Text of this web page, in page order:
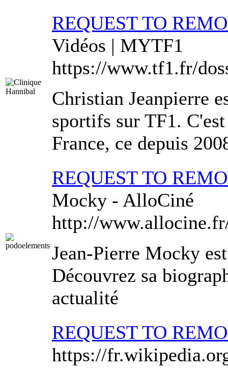
REQUEST TO
Vidéos | MYTF1
https://www.tf1.fr/
Christian Jeanpierre
sportifs sur TF1.
France, ce depuis
REQUEST TO
Mocky - AlloCiné
http://
Jean-Pierre Mocky
Découvrez sa
actualité
REQUEST TO
https://